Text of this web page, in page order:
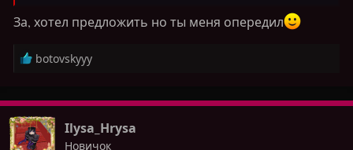
Добавление новых функций аукциона
────────────────────────────────
перевыставить ваши товары на/ah notification
(toggle)
2.При покупке
За, хотел предложить но ты меня опередил
Р
к
ц
и
botovskyyy
Ilysa_Hrysa
Новичок